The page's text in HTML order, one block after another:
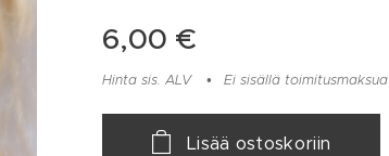
6,00 €
Hinta sis. ALV Ei sisällä toimitusmaksua
Lisää ostoskoriin